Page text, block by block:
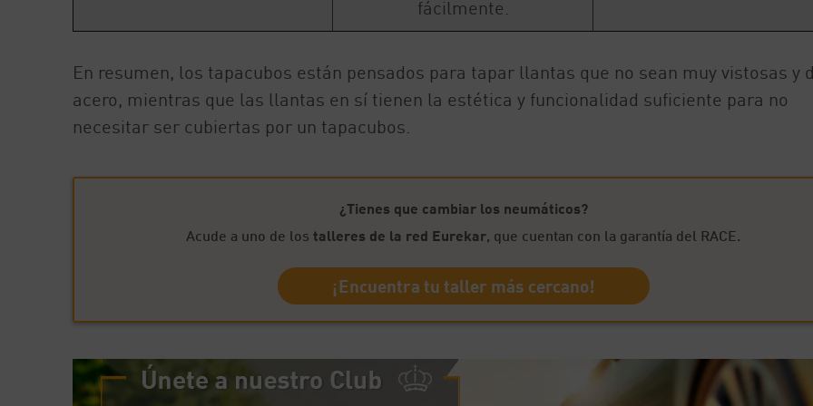
fácilmente.
En resumen, los tapacubos están pensados para tapar llantas que no sean muy vistosas y
acero, mientras que las llantas en sí tienen la estética y funcionalidad suficiente para no
necesitar ser cubiertas por un tapacubos.
¿Tienes que cambiar los neumáticos?
Acude a uno de lostalleres de la red Eurekar, que cuentan con la garantía del RACE.
¡Encuentra tu taller más cercano!